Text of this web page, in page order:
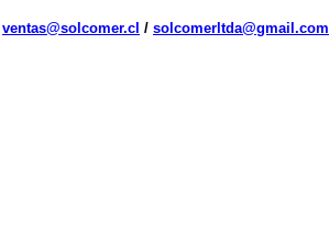
ventas@solcomer.cl / solcomerltda@gmail.com